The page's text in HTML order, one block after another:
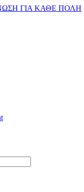
ΓΙΑ ΚΑΘΕ ΠΟΛΗ